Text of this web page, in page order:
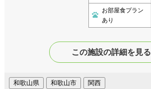
お部屋食プラン
あり
この施設の詳細を見る
和歌山市 関西
和歌山県